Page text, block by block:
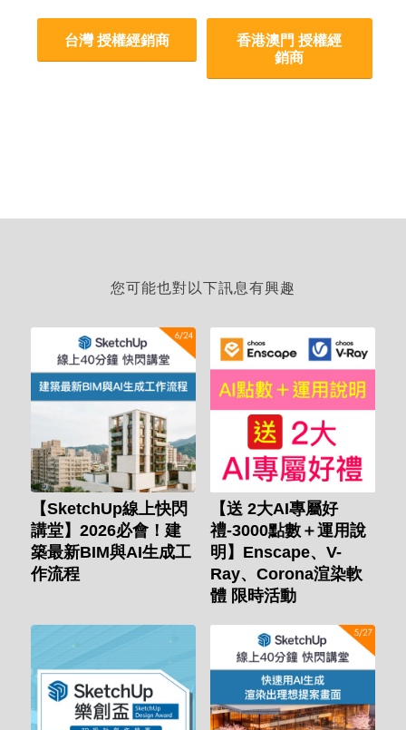
台灣 授權經銷商
香港澳門 授權經
銷商
您可能也對以下訊息有興趣
【SketchUp線上快閃
講堂】2026必會！建
築最新BIM與AI生成工
作流程
【送 2大AI專屬好
禮-3000點數＋運用說
明】Enscape、V-
Ray、Corona渲染軟
體 限時活動